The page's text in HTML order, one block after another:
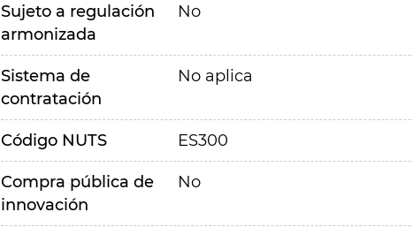
Sujeto a regulación
armonizada
No
Sistema de
contratación
No aplica
Código NUTS ES300
Compra pública de
innovación
No